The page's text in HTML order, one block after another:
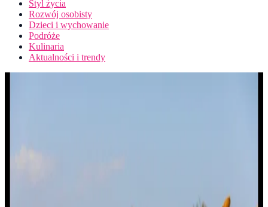
Styl życia
Rozwój osobisty
Dzieci i wychowanie
Podróże
Kulinaria
Aktualności i trendy